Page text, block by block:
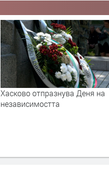
Хасково отпразнува Деня на
независимостта